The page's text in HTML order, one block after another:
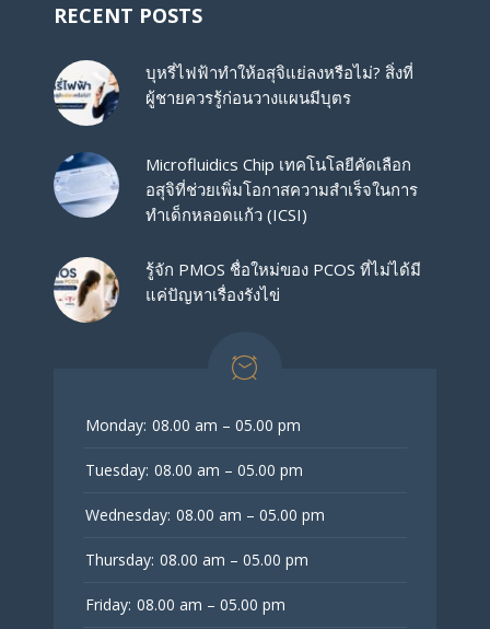
RECENT POSTS
บุหรี่ไฟฟ้าทำให้อสุจิแย่ลงหรือไม่? สิ่งที่
ผู้ชายควรรู้ก่อนวางแผนมีบุตร
Microfluidics Chip เทคโนโลยีคัดเลือก
อสุจิที่ช่วยเพิ่มโอกาสความสำเร็จในการ
ทำเด็กหลอดแก้ว (ICSI)
รู้จัก PMOS ชื่อใหม่ของ PCOS ที่ไม่ได้มี
แค่ปัญหาเรื่องรังไข่
Monday: 08.00 am – 05.00 pm
Tuesday: 08.00 am – 05.00 pm
Wednesday: 08.00 am – 05.00 pm
Thursday: 08.00 am – 05.00 pm
Friday: 08.00 am – 05.00 pm